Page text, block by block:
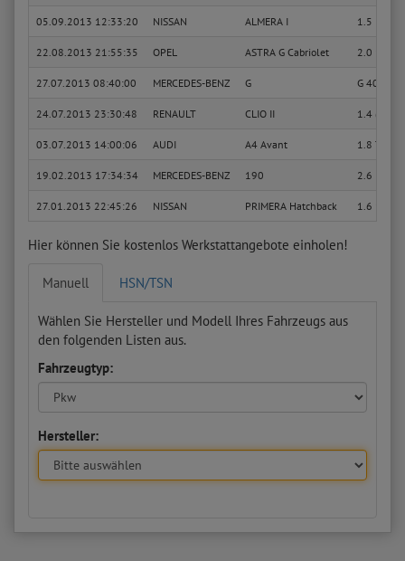
05.09.2013 12:33:20 NISSAN ALMERA I 1.5
22.08.2013 21:55:35 OPEL ASTRA G Cabriolet 2.0 16V
27.07.2013 08:40:00 MERCEDES-BENZ G G 400
24.07.2013 23:30:48 RENAULT CLIO II 1.4 (B/
03.07.2013 14:00:06 AUDI A4 Avant 1.8 T
19.02.2013 17:34:34 MERCEDES-BENZ 190 2.6
27.01.2013 22:45:26 NISSAN PRIMERA Hatchback 1.6 16V
Hier können Sie kostenlos Werkstattangebote einholen!
Manuell HSN/TSN
Wählen Sie Hersteller und Modell Ihres Fahrzeugs aus
den folgenden Listen aus.
Fahrzeugtyp:
Hersteller: